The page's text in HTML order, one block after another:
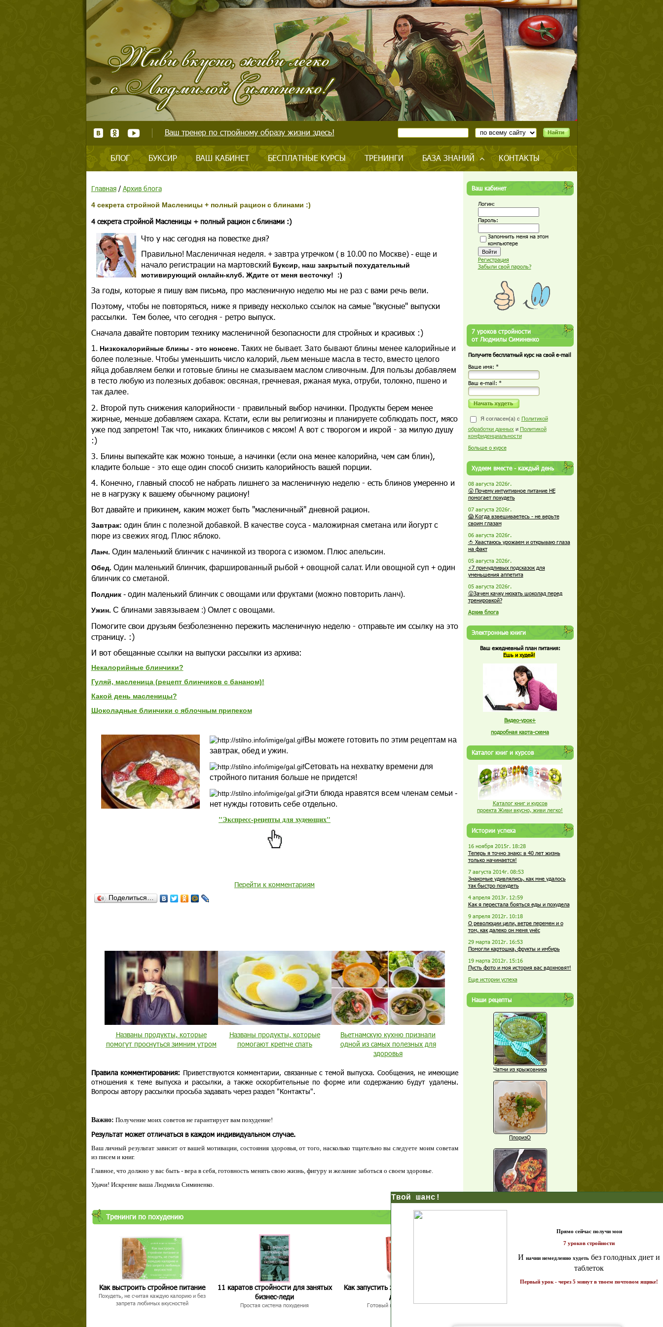
Ваш тренер по стройному образу жизни здесь!
БЛОГ БУКСИР ВАШ КАБИНЕТ БЕСПЛАТНЫЕ КУРСЫ ТРЕНИНГИ БАЗА ЗНАНИЙ КОНТАКТЫ
Главная/ Архив блога
4 секрета стройной Масленицы + полный рацион с блинами :)
4 секрета стройной Масленицы + полный рацион с блинами :)
Что у нас сегодня на повестке дня?
Правильно! Масленичная неделя. + завтра утречком ( в 10.00 по Москве) - еще и
начало регистрации на мартовский Буксир, наш закрытый похудательный
мотивирующий онлайн-клуб. Ждите от меня весточку! :)
За годы, которые я пишу вам письма, про масленичную неделю мы не раз с вами речь вели.
Поэтому, чтобы не повторяться, ниже я приведу несколько ссылок на самые "вкусные" выпуски
рассылки. Тем более, что сегодня - ретро выпуск.
Сначала давайте повторим технику масленичной безопасности для стройных и красивых :)
1. Низкокалорийные блины - это нонсенс. Таких не бывает. Зато бывают блины менее калорийные и
более полезные. Чтобы уменьшить число калорий, льем меньше масла в тесто, вместо целого
яйца добавляем белки и готовые блины не смазываем маслом сливочным. Для пользы добавляем
в тесто любую из полезных добавок: овсяная, гречневая, ржаная мука, отруби, толокно, пшено и
так далее.
2. Второй путь снижения калорийности - правильный выбор начинки. Продукты берем менее
жирные, меньше добавляем сахара. Кстати, если вы религиозны и планируете соблюдать пост, мясо
уже под запретом! Так что, никаких блинчиков с мясом! А вот с творогом и икрой - за милую душу
:)
3. Блины выпекайте как можно тоньше, а начинки (если она менее калорийна, чем сам блин),
кладите больше - это еще один способ снизить калорийность вашей порции.
4. Конечно, главный способ не набрать лишнего за масленичную неделю - есть блинов умеренно и
не в нагрузку к вашему обычному рациону!
Вот давайте и прикинем, каким может быть "масленичный" дневной рацион.
Завтрак: один блин с полезной добавкой. В качестве соуса - маложирная сметана или йогурт с
пюре из свежих ягод. Плюс яблоко.
Ланч. Один маленький блинчик с начинкой из творога с изюмом. Плюс апельсин.
Обед. Один маленький блинчик, фаршированный рыбой + овощной салат. Или овощной суп + один
блинчик со сметаной.
Полдник- один маленький блинчик с овощами или фруктами (можно повторить ланч).
Ужин. С блинами завязываем :) Омлет с овощами.
Помогите свои друзьям безболезненно пережить масленичную неделю - отправьте им ссылку на это
страницу. :)
И вот обещанные ссылки на выпуски рассылки из архива:
Некалорийные блинчики?
Гуляй, масленица (рецепт блинчиков с бананом)!
Какой день масленицы?
Шоколадные блинчики с яблочным припеком
Вы можете готовить по этим рецептам на
завтрак, обед и ужин.
Сетовать на нехватку времени для
стройного питания больше не придется!
Эти блюда нравятся всем членам семьи -
нет нужды готовить себе отдельно.
"Экспресс-рецепты для худеющих"
Перейти к комментариям
Поделиться…
Названы продукты, которые
помогут проснуться зимним утром
Названы продукты, которые
помогают крепче спать
Вьетнамскую кухню признали
одной из самых полезных для
здоровья
Правила комментирования: Приветствуются комментарии, связанные с темой выпуска. Сообщения, не имеющие
отношения к теме выпуска и рассылки, а также оскорбительные по форме или содержанию будут удалены.
Вопросы автору рассылки просьба задавать через раздел "Контакты".
Важно: Получение моих советов не гарантирует вам похудение!
Результат может отличаться в каждом индивидуальном случае.
Ваш личный результат зависит от вашей мотивации, состояния здоровья, от того, насколько тщательно вы следуете моим советам
из писем и книг.
Главное, что должно у вас быть - вера в себя, готовность менять свою жизнь, фигуру и желание заботься о своем здоровье.
Удачи! Искренне ваша Людмила Симиненко.
Тренинги по похудению
Как выстроить стройное питание
Похудеть, не считая каждую калорию и без
запрета любимых вкусностей
11 каратов стройности для занятых
бизнес-леди
Простая система похудения
Как запустить жиросжигание за 7
дней
Готовый план-сценарий
Ваш кабинет
Логин:
Пароль:
Запомнить меня на этом
компьютере
Регистрация
Забыли свой пароль?
7 уроков стройности
от Людмилы Симиненко
Получите бесплатный курс на свой e-mail
Ваше имя: *
Ваш е-mail: *
Я согласен(а) с Политикой
обработки данных и Политикой
конфиденциальности
Больше о курсе
Худеем вместе - каждый день
08 августа 2026г.
😮 Почему интуитивное питание НЕ
помогает похудеть
07 августа 2026г.
😱 Когда взвешиваетесь - не верьте
своим глазам
06 августа 2026г.
🍅 Хвастаюсь урожаем и открываю глаза
на факт
05 августа 2026г.
⚡7 причудливых подсказок для
уменьшения аппетита
05 августа 2026г.
😮Зачем качку нюхать шоколад перед
тренировкой?
Архив блога
Электронные книги
Ваш ежедневный план питания:
Ешь и худей!
Видео-урок+
подробная карта-схема
Каталог книг и курсов
Каталог книг и курсов
проекта Живи вкусно, живи легко!
Истории успеха
16 ноября 2015г. 18:28
Теперь я точно знаю: в 40 лет жизнь
только начинается!
7 августа 2014г. 08:53
Знакомые удивлялись, как мне удалось
так быстро похудеть
4 апреля 2013г. 12:59
Как я перестала бояться еды и похудела
9 апреля 2012г. 10:18
О революции цели, ветре перемен и о
том, как далеко он меня унёс
29 марта 2012г. 16:53
Помогли картошка, фрукты и имбирь
19 марта 2012г. 15:16
Пусть фото и моя история вас вдохновят!
Еще истории успеха
Наши рецепты
Чатни из крыжовника
ПлоризО
Паприка, фаршированная чечевицей
Часто ли вы чувствуете усталость в
7 уроков стройности
без голодных диет и
таблеток